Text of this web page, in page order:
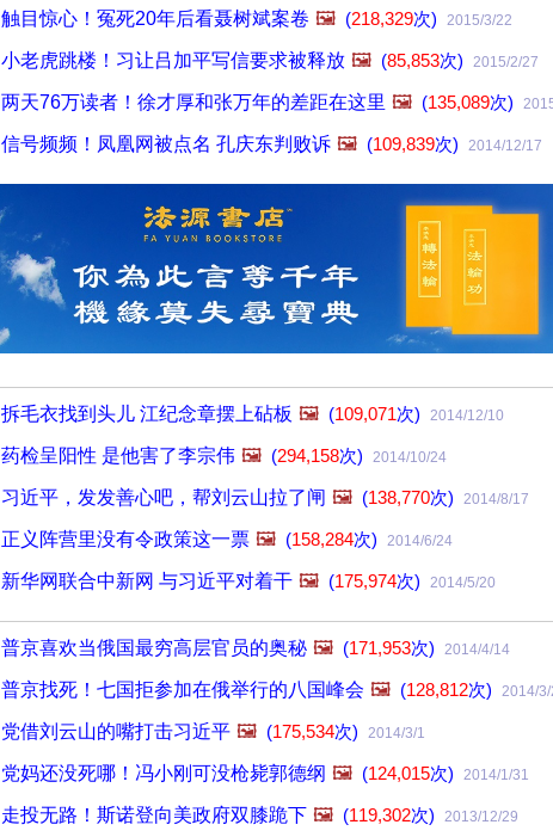
触目惊心！冤死20年后看聂树斌案卷 🖼️ (218,329次) 2015/3/22
小老虎跳楼！习让吕加平写信要求被释放 🖼️ (85,853次) 2015/2/27
两天76万读者！徐才厚和张万年的差距在这里 🖼️ (135,089次)
信号频频！凤凰网被点名 孔庆东判败诉 🖼️ (109,839次) 2014/12/17
拆毛衣找到头儿 江纪念章摆上砧板 🖼️ (109,071次) 2014/12/10
药检呈阳性 是他害了李宗伟 🖼️ (294,158次) 2014/10/24
习近平，发发善心吧，帮刘云山拉了闸 🖼️ (138,770次) 2014/8/17
正义阵营里没有令政策这一票 🖼️ (158,284次) 2014/6/24
新华网联合中新网 与习近平对着干 🖼️ (175,974次) 2014/5/20
普京喜欢当俄国最穷高层官员的奥秘 🖼️ (171,953次) 2014/4/14
普京找死！七国拒参加在俄举行的八国峰会 🖼️ (128,812次) 2014/3/
党借刘云山的嘴打击习近平 🖼️ (175,534次) 2014/3/1
党妈还没死哪！冯小刚可没枪毙郭德纲 🖼️ (124,015次) 2014/1/31
走投无路！斯诺登向美政府双膝跪下 🖼️ (119,302次) 2013/12/29